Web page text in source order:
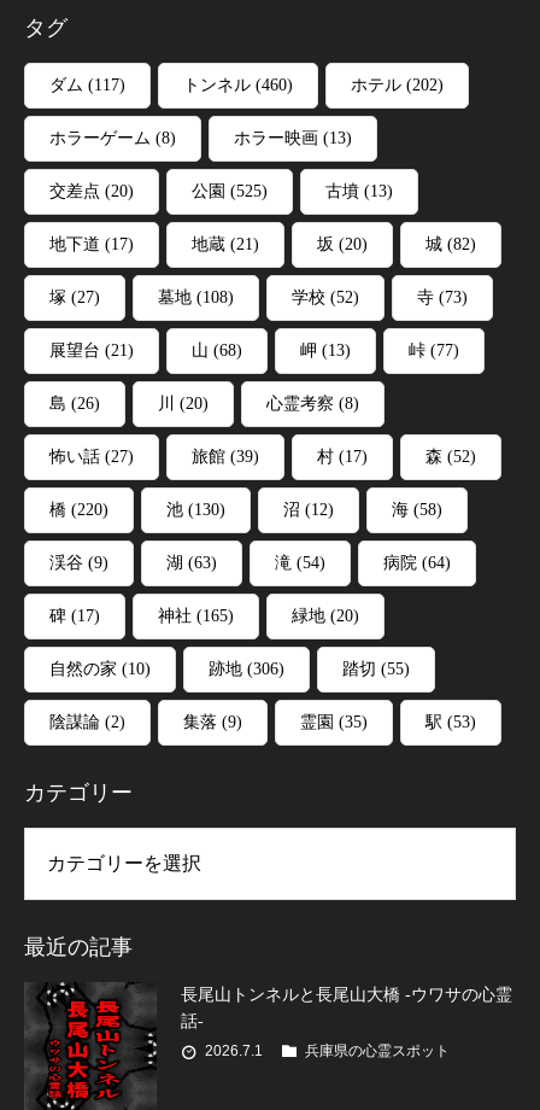
タグ
ダム (117) トンネル (460) ホテル (202)
ホラーゲーム (8) ホラー映画 (13)
交差点 (20) 公園 (525) 古墳 (13)
地下道 (17) 地蔵 (21) 坂 (20) 城 (82)
塚 (27) 墓地 (108) 学校 (52) 寺 (73)
展望台 (21) 山 (68) 岬 (13) 峠 (77)
島 (26) 川 (20) 心霊考察 (8)
怖い話 (27) 旅館 (39) 村 (17) 森 (52)
橋 (220) 池 (130) 沼 (12) 海 (58)
渓谷 (9) 湖 (63) 滝 (54) 病院 (64)
碑 (17) 神社 (165) 緑地 (20)
自然の家 (10) 跡地 (306) 踏切 (55)
陰謀論 (2) 集落 (9) 霊園 (35) 駅 (53)
カテゴリー
最近の記事
長尾山トンネルと長尾山大橋 -ウワサの心霊
話-
2026.7.1 兵庫県の心霊スポット